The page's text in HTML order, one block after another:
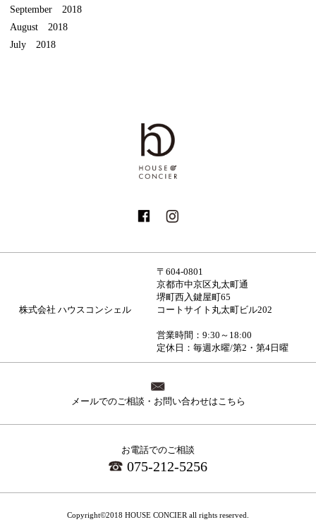
September 2018
August 2018
July 2018
株式会社 ハウスコンシェル
〒604-0801
京都市中京区丸太町通
堺町西入鍵屋町65
コートサイト丸太町ビル202
営業時間：9:30～18:00
定休日：毎週水曜/第2・第4日曜
メールでのご相談・お問い合わせはこちら
お電話でのご相談
075-212-5256
Copyright©2018 HOUSE CONCIER all rights reserved.